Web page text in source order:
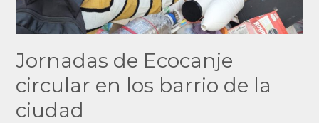
Jornadas de Ecocanje
circular en los barrio de la
ciudad